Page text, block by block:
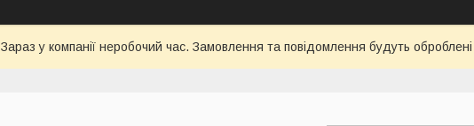
Зараз у компанії неробочий час. Замовлення та повідомлення будуть